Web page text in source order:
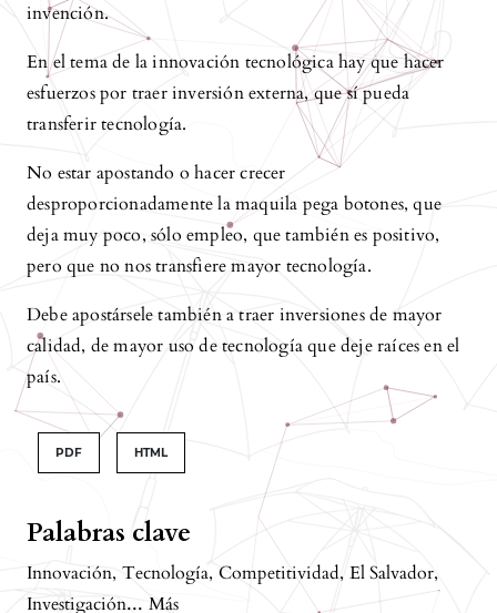
Palabras clave
Innovación, Tecnología, Competitividad, El Salvador,
Investigación... Más
invención.
En el tema de la innovación tecnológica hay que hacer
esfuerzos por traer inversión externa, que sí pueda
transferir tecnología.
No estar apostando o hacer crecer
desproporcionadamente la maquila pega botones, que
deja muy poco, sólo empleo, que también es positivo,
pero que no nos transfiere mayor tecnología.
Debe apostársele también a traer inversiones de mayor
calidad, de mayor uso de tecnología que deje raíces en el
país.
PDF HTML